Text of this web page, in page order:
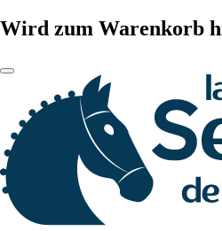
Wird zum Warenkorb